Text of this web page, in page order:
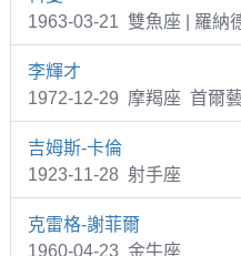
1963-03-21 雙魚座 | 羅納
李輝才
1972-12-29 摩羯座 首爾
吉姆斯-卡倫
1923-11-28 射手座
克雷格-謝菲爾
1960-04-23 金牛座